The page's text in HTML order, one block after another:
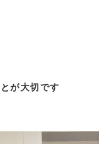
が大切です